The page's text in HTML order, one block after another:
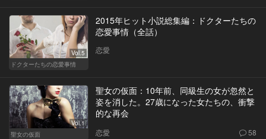
Vol.5
ドクターたちの恋愛事情
2015年ヒット小説総集編：ドクターたちの
恋愛事情（全話）
恋愛
Vol.1
聖女の仮面
聖女の仮面：10年前、同級生の女が忽然と
姿を消した。27歳になった女たちの、衝撃
的な再会
恋愛 58